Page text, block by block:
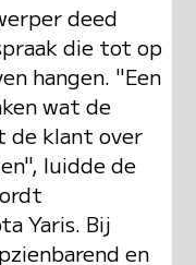
deed
die tot op
hangen. "Een
wat de
de klant over
luidde de
Yaris. Bij
en